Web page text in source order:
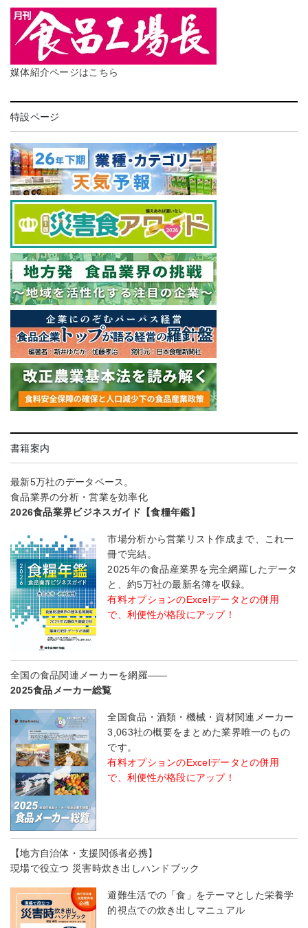
媒体紹介ページはこちら
特設ページ
書籍案内
最新5万社のデータベース。
食品業界の分析・営業を効率化
2026食品業界ビジネスガイド【食糧年鑑】
市場分析から営業リスト作成まで、これ一
冊で完結。
2025年の食品産業界を完全網羅したデータ
と、約5万社の最新名簿を収録。
有料オプションのExcelデータとの併用
で、利便性が格段にアップ！
全国の食品関連メーカーを網羅――
2025食品メーカー総覧
全国食品・酒類・機械・資材関連メーカー
3,063社の概要をまとめた業界唯一のもの
です。
有料オプションのExcelデータとの併用
で、利便性が格段にアップ！
【地方自治体・支援関係者必携】
現場で役立つ 災害時炊き出しハンドブック
避難生活での「食」をテーマとした栄養学
的視点での炊き出しマニュアル